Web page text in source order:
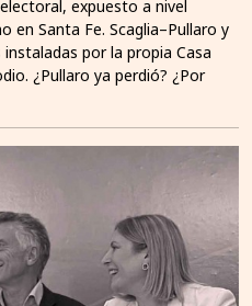
expuesto a nivel
en Santa Fe. Scaglia–Pullaro y
por la propia Casa
¿Pullaro ya perdió? ¿Por